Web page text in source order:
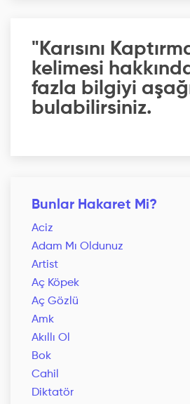
"Karısını
kelimesi
fazla bilgiyi
bulabilirsiniz.
Bunlar Hakaret Mi?
Aciz
Adam Mı Oldunuz
Artist
Aç Köpek
Aç Gözlü
Amk
Akıllı Ol
Bok
Cahil
Diktatör